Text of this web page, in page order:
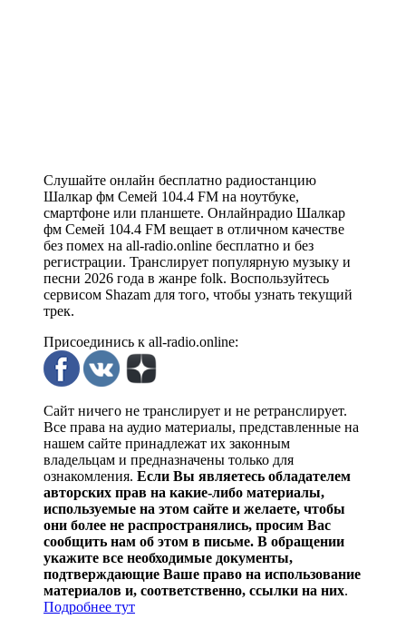
Слушайте онлайн бесплатно радиостанцию
Шалкар фм Семей 104.4 FM на ноутбуке,
смартфоне или планшете. Онлайнрадио Шалкар
фм Семей 104.4 FM вещает в отличном качестве
без помех на all-radio.online бесплатно и без
регистрации. Транслирует популярную музыку и
песни 2026 года в жанре folk. Воспользуйтесь
сервисом Shazam для того, чтобы узнать текущий
трек.
Присоединись к all-radio.online:
Сайт ничего не транслирует и не ретранслирует.
Все права на аудио материалы, представленные на
нашем сайте принадлежат их законным
владельцам и предназначены только для
ознакомления. Если Вы являетесь обладателем
авторских прав на какие-либо материалы,
используемые на этом сайте и желаете, чтобы
они более не распространялись, просим Вас
сообщить нам об этом в письме. В обращении
укажите все необходимые документы,
подтверждающие Ваше право на использование
материалов и, соответственно, ссылки на них.
Подробнее тут